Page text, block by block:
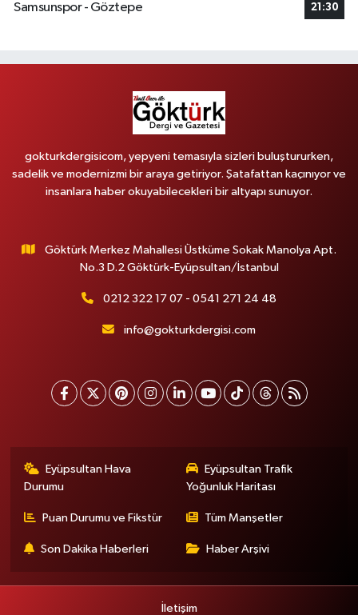
Samsunspor - Göztepe
21:30
gokturkdergisicom, yepyeni temasıyla sizleri buluştururken,
sadelik ve modernizmi bir araya getiriyor. Şatafattan kaçınıyor ve
insanlara haber okuyabilecekleri bir altyapı sunuyor.
Göktürk Merkez Mahallesi Üstküme Sokak Manolya Apt.
No.3 D.2 Göktürk-Eyüpsultan/İstanbul
0212 322 17 07 - 0541 271 24 48
info@gokturkdergisi.com
Eyüpsultan Hava
Durumu
Eyüpsultan Trafik
Yoğunluk Haritası
Puan Durumu ve Fikstür Tüm Manşetler
Son Dakika Haberleri Haber Arşivi
İletişim